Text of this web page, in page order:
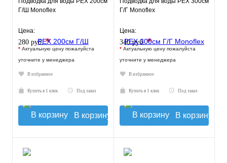
Г/Ш Monoflex
Цена:
280 руб.*
* Актуальную цену пожалуйста
уточните у менеджера
В избранное
Купить в 1 клик Под заказ
В корзину
Г/Г Monoflex
Цена:
340 руб.*
* Актуальную цену пожалуйста
уточните у менеджера
В избранное
Купить в 1 клик Под заказ
В корзину